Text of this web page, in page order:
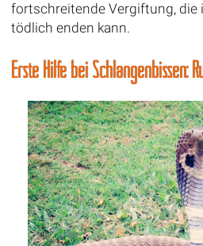
fortschreitende Vergiftung, die
tödlich enden kann.
Erste Hilfe bei Schlangenbissen: